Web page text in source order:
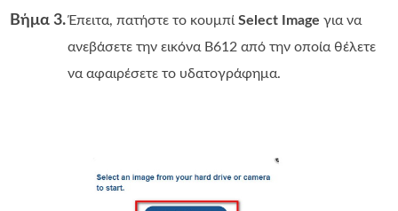
Βήμα 3.Έπειτα, πατήστε το κουμπίSelect Image για να
ανεβάσετε την εικόνα B612 από την οποία θέλετε
να αφαιρέσετε το υδατογράφημα.